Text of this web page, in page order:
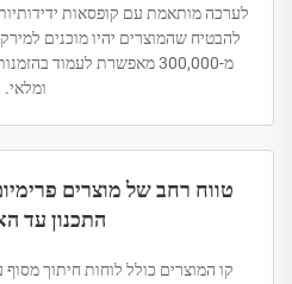
לערכה מותאמת עם קופסאות
להבטיח שהמוצרים יהיו מוכנים
מ-300,000 מאפשרת לעמוד
ומלאי.
טווח רחב של מוצרים
התכנון עד
קו המוצרים כולל לוחות חיתוך